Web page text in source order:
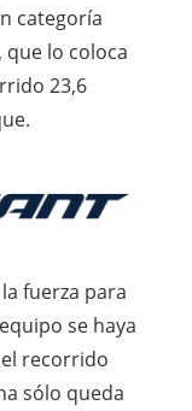
categoría
lo coloca
23,6
fuerza para
se haya
recorrido
sólo queda